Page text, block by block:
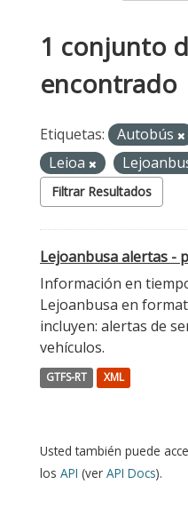
1 conjunto
encontrado
Etiquetas: Autobús
Leioa
Filtrar Resultados
Lejoanbusa alertas -
Información en
Lejoanbusa en
incluyen: alertas de
vehículos.
GTFS-RT XML
Usted también puede
los API (ver API Docs).